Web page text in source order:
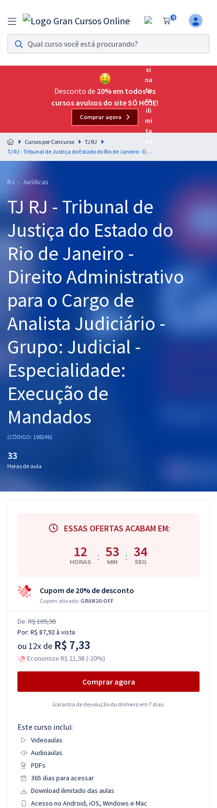
0
Assinatura Ilimitada 11
Acesso a todos os cursos. Teste grátis por 7 dias!
Assinatura OAB Até Passar
Acesso ilimitado a toda preparação para o Exame da
Residências Multiprofissionais
Preparação completa e intensiva para as principais
residências em saúde do Brasil
Cursos 20% OFF
Pós
Graduação
OAB
Questões grátis
Aprovados
Desconto de 20% em todos os
cursos avulsos do site SÓ HOJE!
Comprar agora
Cursos por Concurso
TJ RJ
TJ RJ - Tribunal de Justiça do Estado do Rio de Janeiro - Direito Administrativo para o Cargo de Analista Judiciário - Grupo: Judicial - Especialidade: Execução de Mandados
RJ - Jurídicas
TJ RJ - Tribunal de
Justiça do Estado do
Rio de Janeiro -
Direito Administrativo
para o Cargo de
Analista Judiciário -
Grupo: Judicial -
Especialidade:
Execução de
Mandados
(CÓDIGO: 198246)
33
Horas de aula
ESSAS OFERTAS ACABAM EM:
12
HORAS : 53
MIN : 33
SEG
Cupom de 20% de desconto
Cupom ativado: GRAN20-OFF
De: R$ 109,90
Por: R$ 87,92à vista
ou 12x de R$ 7,33
Economize R$ 21,98 (-20%)
Comprar agora
Garantia de devolução do dinheiro em 7 dias.
Este curso inclui:
Videoaulas
Audioaulas
PDFs
365 dias para acessar
Download ilimitado das aulas
Acesso no Android, iOS, Windows e Mac